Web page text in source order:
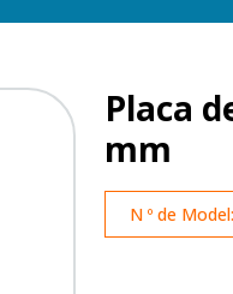
Placa
mm
N º de Model: